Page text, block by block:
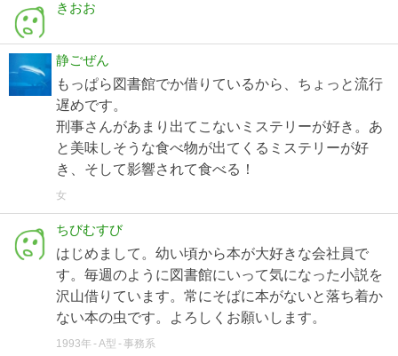
きおお
静ごぜん
もっぱら図書館でか借りているから、ちょっと流行
遅めです。
刑事さんがあまり出てこないミステリーが好き。あ
と美味しそうな食べ物が出てくるミステリーが好
き、そして影響されて食べる！
女
ちびむすび
はじめまして。幼い頃から本が大好きな会社員で
す。毎週のように図書館にいって気になった小説を
沢山借りています。常にそばに本がないと落ち着か
ない本の虫です。よろしくお願いします。
1993年 A型 事務系